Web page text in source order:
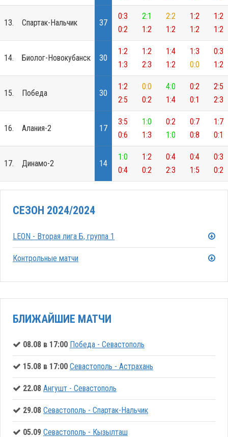
13. Спартак-Нальчик 37
0:3
0:2
2:1
1:2
2:2
1:2
1:2
1:2
1:2
1:2
14. Биолог-Новокубанск 30
1:2
1:3
1:2
2:3
1:4
1:2
1:3
0:0
0:3
1:2
15. Победа 30
1:2
2:5
0:0
0:2
4:0
1:4
0:2
0:1
2:5
2:3
16. Алания-2 17
3:5
0:6
1:0
1:3
0:2
1:0
0:7
0:8
1:7
0:1
17. Динамо-2 14
1:0
0:4
1:2
0:2
0:4
2:3
0:4
1:5
0:3
0:2
СЕЗОН 2024/2024
LEON - Вторая лига Б, группа 1
Контрольные матчи
БЛИЖАЙШИЕ МАТЧИ
08.08 в 17:00 Победа - Севастополь
15.08 в 17:00 Севастополь - Астрахань
22.08 Ангушт - Севастополь
29.08 Севастополь - Спартак-Нальчик
05.09 Севастополь - Кызылташ